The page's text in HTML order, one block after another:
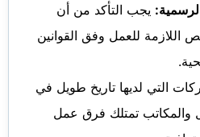
يجب التأكد من أن
اللازمة للعمل وفق القوانين
التي لديها تاريخ طويل في
والمكاتب تمتلك فرق عمل